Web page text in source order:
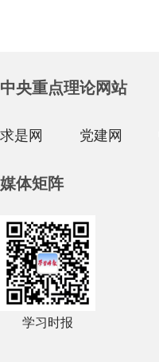
中央重点理论网站
求是网 党建网
媒体矩阵
学习时报